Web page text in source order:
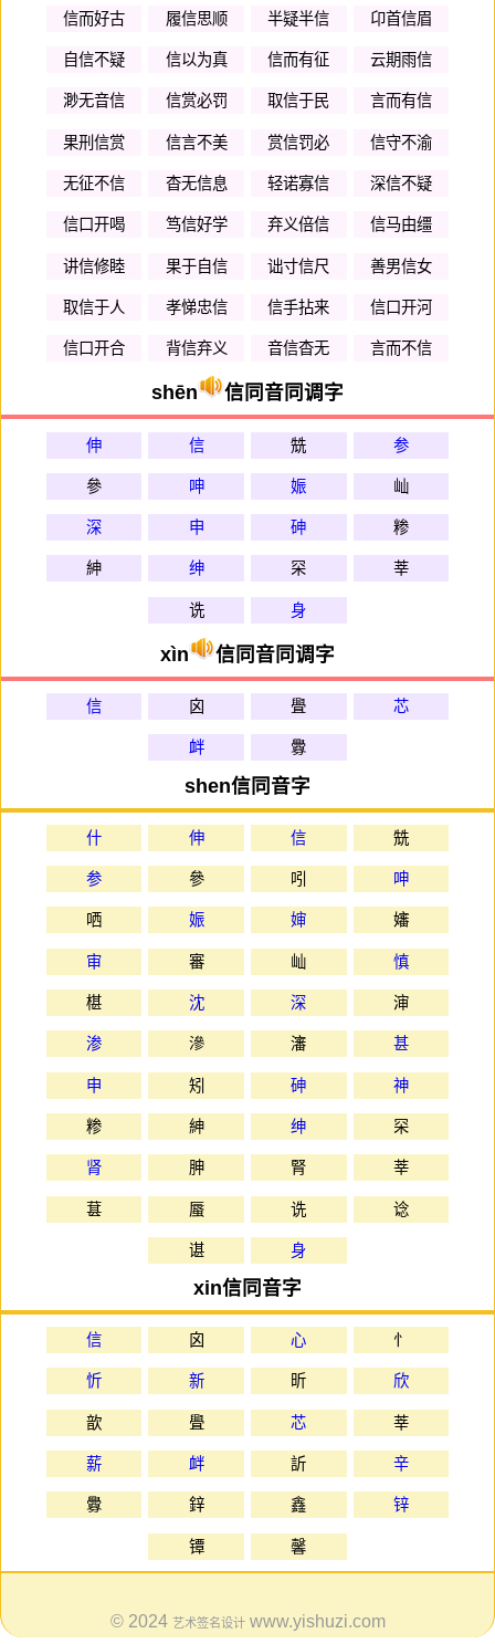
信而好古 履信思顺 半疑半信 卬首信眉
自信不疑 信以为真 信而有征 云期雨信
渺无音信 信赏必罚 取信于民 言而有信
果刑信赏 信言不美 赏信罚必 信守不渝
无征不信 杳无信息 轻诺寡信 深信不疑
信口开喝 笃信好学 弃义倍信 信马由缰
讲信修睦 果于自信 诎寸信尺 善男信女
取信于人 孝悌忠信 信手拈来 信口开河
信口开合 背信弃义 音信杳无 言而不信
shēn 信同音同调字
伸 信 兟 参
參 呻 娠 屾
深 申 砷 糁
紳 绅 罙 莘
诜 身
xìn 信同音同调字
信 囟 舋 芯
衅 釁
shen信同音字
什 伸 信 兟
参 參 吲 呻
哂 娠 婶 嬸
审 審 屾 慎
椹 沈 深 渖
渗 滲 瀋 甚
申 矧 砷 神
糁 紳 绅 罙
肾 胂 腎 莘
葚 蜃 诜 谂
谌 身
xin信同音字
信 囟 心 忄
忻 新 昕 欣
歆 舋 芯 莘
薪 衅 訢 辛
釁 鋅 鑫 锌
镡 馨
© 2024 艺术签名设计www.yishuzi.com